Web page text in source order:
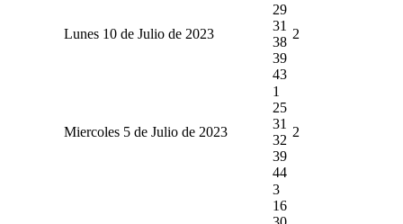
Lunes 10 de Julio de 2023
29
31
38
39
43
2
Miercoles 5 de Julio de 2023
1
25
31
32
39
44
2
3
16